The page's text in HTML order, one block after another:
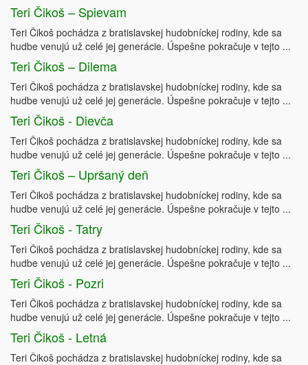
Teri Čikoš – Spievam
Teri Čikoš pochádza z bratislavskej hudobníckej rodiny, kde sa
hudbe venujú už celé jej generácie. Úspešne pokračuje v tejto ...
Teri Čikoš – Dilema
Teri Čikoš pochádza z bratislavskej hudobníckej rodiny, kde sa
hudbe venujú už celé jej generácie. Úspešne pokračuje v tejto ...
Teri Čikoš - Dievča
Teri Čikoš pochádza z bratislavskej hudobníckej rodiny, kde sa
hudbe venujú už celé jej generácie. Úspešne pokračuje v tejto ...
Teri Čikoš – Upršaný deň
Teri Čikoš pochádza z bratislavskej hudobníckej rodiny, kde sa
hudbe venujú už celé jej generácie. Úspešne pokračuje v tejto ...
Teri Čikoš - Tatry
Teri Čikoš pochádza z bratislavskej hudobníckej rodiny, kde sa
hudbe venujú už celé jej generácie. Úspešne pokračuje v tejto ...
Teri Čikoš - Pozri
Teri Čikoš pochádza z bratislavskej hudobníckej rodiny, kde sa
hudbe venujú už celé jej generácie. Úspešne pokračuje v tejto ...
Teri Čikoš - Letná
Teri Čikoš pochádza z bratislavskej hudobníckej rodiny, kde sa